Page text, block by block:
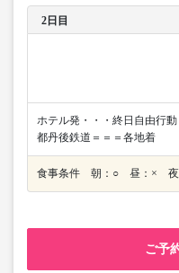
2日目
ホテル発・・・終日自由行
都丹後鉄道＝＝＝各地着
食事条件 朝：○ 昼：× 夜
ご予